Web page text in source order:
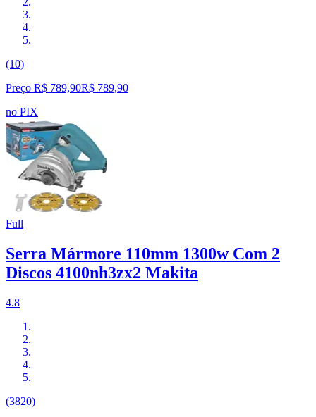
(10)
Preço R$ 789,90R$ 789,90
no PIX
Full
Serra Mármore 110mm 1300w Com 2
Discos 4100nh3zx2 Makita
4.8
(3820)